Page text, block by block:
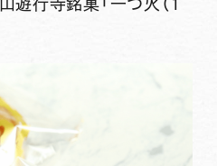
遊行寺銘菓 「一つ火（1